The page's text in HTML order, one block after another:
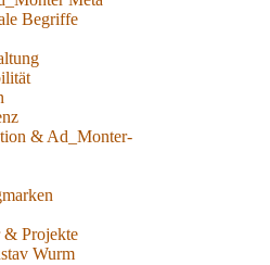
Begriffe
& Ad_Monter-
& Projekte
Wurm